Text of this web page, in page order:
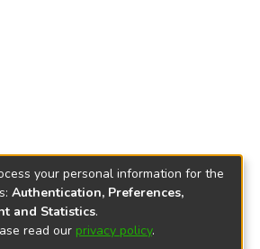
your personal information for the
Authentication, Preferences,
and Statistics.
read our privacy policy.